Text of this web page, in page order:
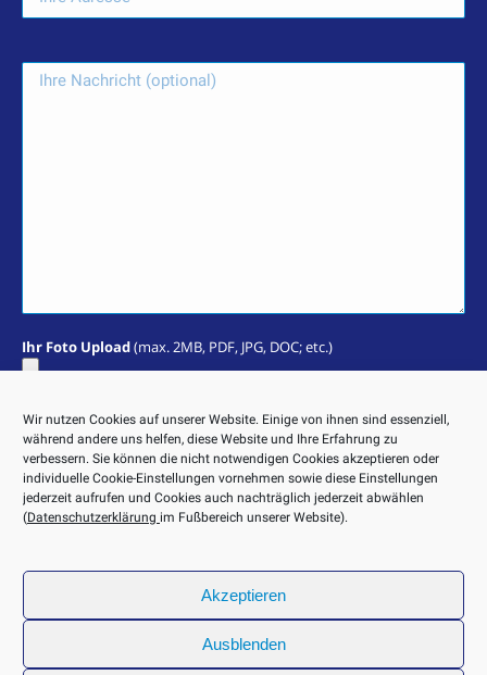
Wir nutzen Cookies auf unserer Website. Einige von ihnen sind essenziell,
während andere uns helfen, diese Website und Ihre Erfahrung zu
verbessern. Sie können die nicht notwendigen Cookies akzeptieren oder
individuelle Cookie-Einstellungen vornehmen sowie diese Einstellungen
jederzeit aufrufen und Cookies auch nachträglich jederzeit abwählen
(Datenschutzerklärung im Fußbereich unserer Website).
Akzeptieren
Ausblenden
Ihr Foto Upload(max. 2MB, PDF, JPG, DOC; etc.)
Bearbeitung Ihres Anliegens verwendet werden. Weitere
Informationen und Widerrufshinweise finden Sie in der
Datenschutzerklärung. Eine Kopie Ihrer Nachricht wird an Ihre
E-Mail-Adresse geschickt.